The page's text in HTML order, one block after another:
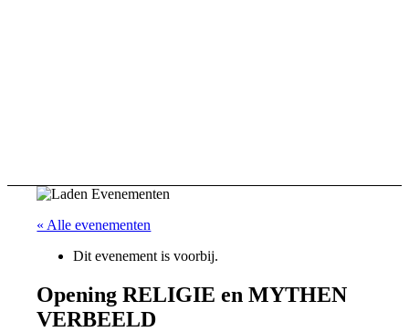
« Alle evenementen
Dit evenement is voorbij.
Opening RELIGIE en MYTHEN
VERBEELD